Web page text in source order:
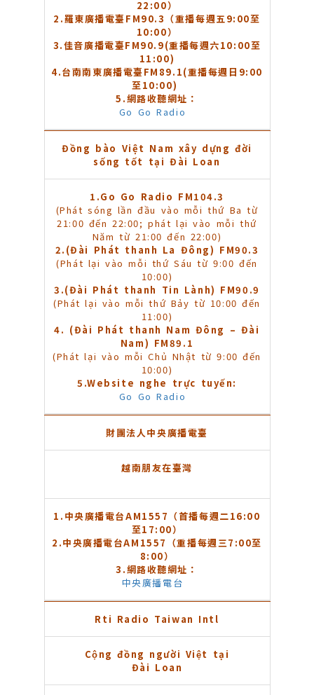
22:00）
2.羅東廣播電臺FM90.3（重播每週五9:00至
10:00）
3.佳音廣播電臺FM90.9(重播每週六10:00至
11:00)
4.台南南東廣播電臺FM89.1(重播每週日9:00
至10:00)
5.網路收聽網址：
Go Go Radio
Đồng bào Việt Nam xây dựng đời
sống tốt tại Đài Loan
1.Go Go Radio FM104.3
(Phát sóng lần đầu vào mỗi thứ Ba từ
21:00 đến 22:00; phát lại vào mỗi thứ
Năm từ 21:00 đến 22:00)
2.(Đài Phát thanh La Đông) FM90.3
(Phát lại vào mỗi thứ Sáu từ 9:00 đến
10:00)
3.(Đài Phát thanh Tin Lành) FM90.9
(Phát lại vào mỗi thứ Bảy từ 10:00 đến
11:00)
4. (Đài Phát thanh Nam Đông – Đài
Nam) FM89.1
(Phát lại vào mỗi Chủ Nhật từ 9:00 đến
10:00)
5.Website nghe trực tuyến:
Go Go Radio
財團法人中央廣播電臺
越南朋友在臺灣
1 . 中央廣播電台AM1557（首播每週二16:00
至17:00）
2.中央廣播電台AM1557（重播每週三7:00至
8:00）
3.網路收聽網址：
中央廣播電台
Rti Radio Taiwan Intl
Cộng đồng người Việt tại
Đài Loan